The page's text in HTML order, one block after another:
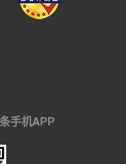
手机APP